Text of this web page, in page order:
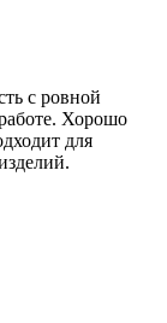
с ровной
Хорошо
для